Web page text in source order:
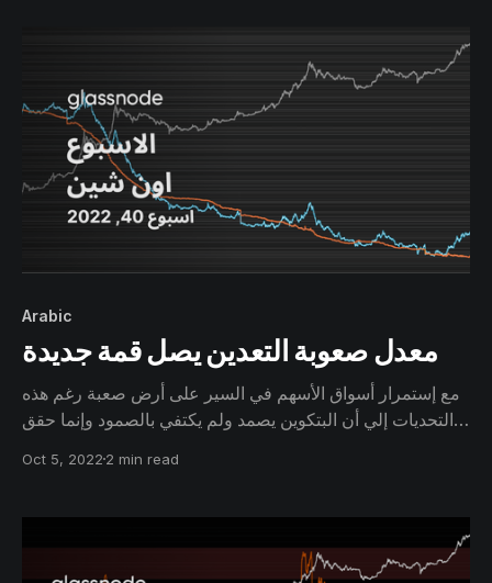
Arabic
معدل صعوبة التعدين يصل قمة جديدة
مع إستمرار أسواق الأسهم في السير على أرض صعبة رغم هذه
التحديات إلي أن البتكوين يصمد ولم يكتفي بالصمود وإنما حقق
جديدة في هذا التقرير نتعمق أكثر في قطاع التعدين لتقييم
Oct 5, 2022 2 min read